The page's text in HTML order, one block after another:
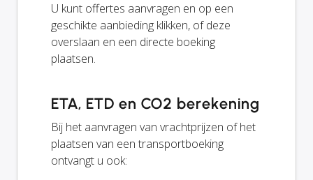
U kunt offertes aanvragen en op een
geschikte aanbieding klikken, of deze
overslaan en een directe boeking
plaatsen.
ETA, ETD en CO2 berekening
Bij het aanvragen van vrachtprijzen of het
plaatsen van een transportboeking
ontvangt u ook: